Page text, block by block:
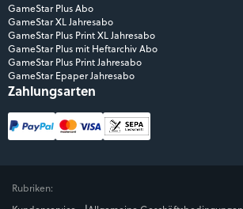
GameStar Plus Abo
GameStar XL Jahresabo
GameStar Plus Print XL Jahresabo
GameStar Plus mit Heftarchiv Abo
GameStar Plus Print Jahresabo
GameStar Epaper Jahresabo
Zahlungsarten
Rubriken: